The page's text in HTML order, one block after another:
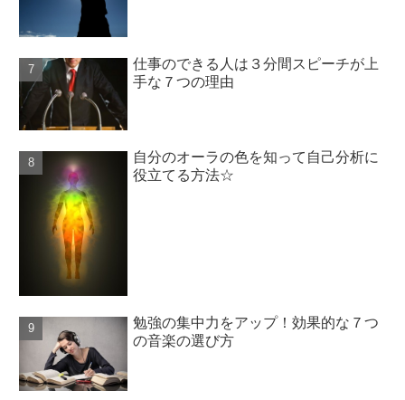
仕事のできる人は３分間スピーチが上
手な７つの理由
自分のオーラの色を知って自己分析に
役立てる方法☆
勉強の集中力をアップ！効果的な７つ
の音楽の選び方